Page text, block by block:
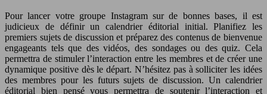
Pour lancer votre groupe Instagram sur de bonnes bases, il est
judicieux de définir un calendrier éditorial initial. Planifiez les
premiers sujets de discussion et préparez des contenus de bienvenue
engageants tels que des vidéos, des sondages ou des quiz. Cela
permettra de stimuler l’interaction entre les membres et de créer une
dynamique positive dès le départ. N’hésitez pas à solliciter les idées
des membres pour les futurs sujets de discussion. Un calendrier
éditorial bien pensé vous permettra de soutenir l’interaction et